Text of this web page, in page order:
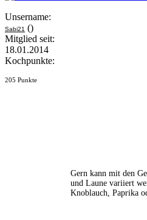
Unsername:
Sabi21 ()
Mitglied seit:
18.01.2014
Kochpunkte:
205 Punkte
Gern kann mit den
und Laune variiert
Knoblauch, Paprika